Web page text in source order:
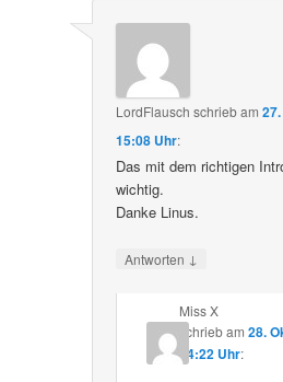
LordFlausch schriebam
15:08 Uhr:
Das mit dem richtigen
wichtig.
Danke Linus.
Antworten ↓
Miss X
schriebam 28.
14:22 Uhr: